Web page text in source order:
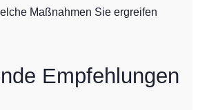
Maßnahmen Sie ergreifen
Empfehlungen